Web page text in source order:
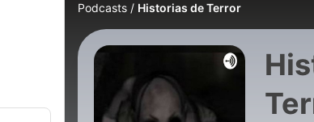
Podcasts Historias de Terror